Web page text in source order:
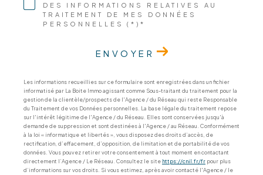
DES INFORMATIONS RELATIVES AU
TRAITEMENT DE MES DONNÉES
PERSONNELLES (*)*
ENVOYER
Les informations recueillies sur ce formulaire sont enregistrées dans un fichier
informatisé par La Boite Immo agissant comme Sous-traitant du traitement pour la
gestion de la clientèle/prospects de l'Agence / du Réseau qui reste Responsable
du Traitement de vos Données personnelles. La base légale du traitement repose
sur l'intérêt légitime de l'Agence / du Réseau. Elles sont conservées jusqu'à
demande de suppression et sont destinées à l'Agence / au Réseau. Conformément
à la loi « informatique et libertés », vous disposez des droits d’accès, de
rectification, d’effacement, d’opposition, de limitation et de portabilité de vos
données. Vous pouvez retirer votre consentement à tout moment en contactant
directement l’Agence / Le Réseau. Consultez le site https://cnil.fr/fr pour plus
d’informations sur vos droits. Si vous estimez, après avoir contacté l'Agence / le